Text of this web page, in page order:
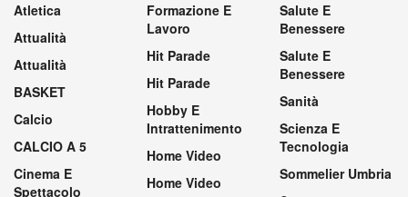
Atletica
Attualità
Attualità
BASKET
Calcio
CALCIO A 5
Cinema E
Spettacolo
Formazione E
Lavoro
Hit Parade
Hit Parade
Hobby E
Intrattenimento
Home Video
Home Video
Salute E
Benessere
Salute E
Benessere
Sanità
Scienza E
Tecnologia
Sommelier Umbria